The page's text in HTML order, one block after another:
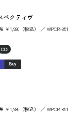
ペクティヴ
￥1,980（税込） ／ WPCR-851
CD
Buy
￥1,980（税込） ／ WPCR-851